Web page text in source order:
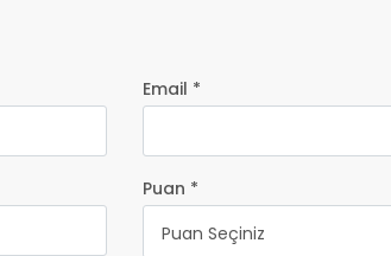
Email *
Puan *
Puan Seçiniz